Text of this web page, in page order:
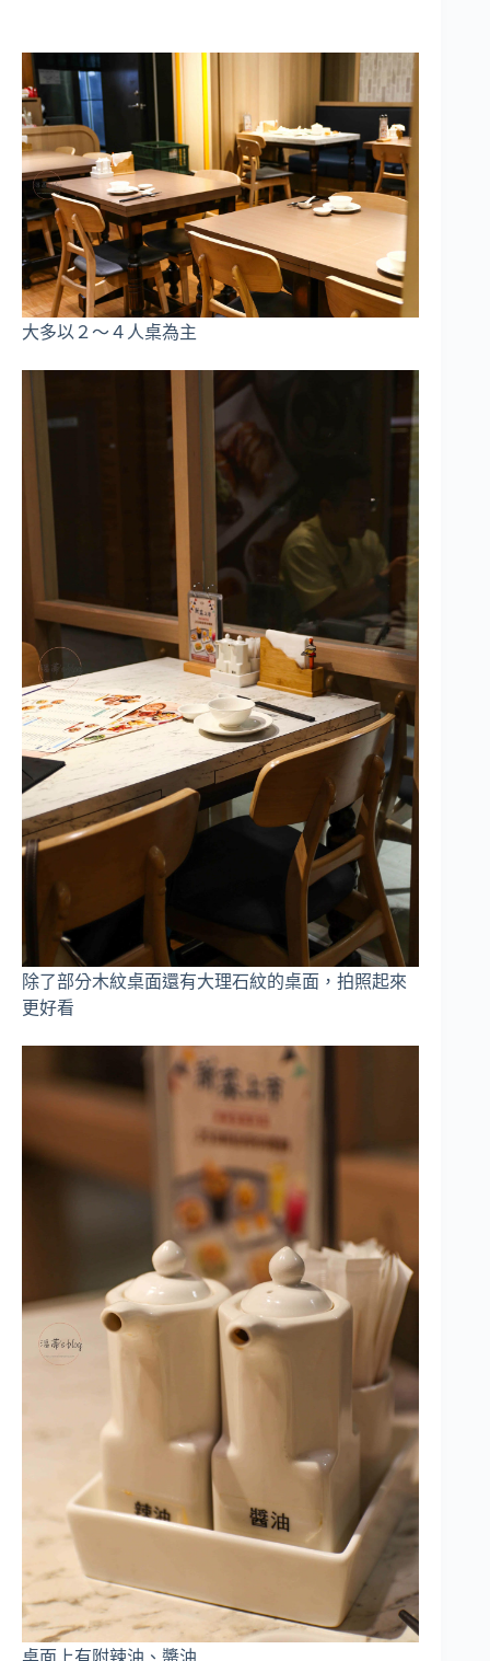
大多以２～４人桌為主
除了部分木紋桌面還有大理石紋的桌面，拍照起來
更好看
桌面上有附辣油、醬油